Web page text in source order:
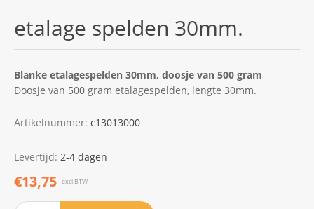
etalage spelden 30mm.
Blanke etalagespelden 30mm, doosje van 500 gram
Doosje van 500 gram etalagespelden, lengte 30mm.
Artikelnummer: c13013000
Levertijd: 2-4 dagen
€13,75 excl.BTW